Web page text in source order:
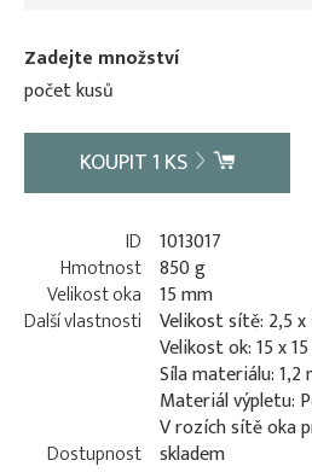
Zadejte množství
počet kusů
KOUPIT1 KS
ID 1013017
Hmotnost 850 g
Velikost oka 15 mm
Další vlastnosti Velikost sítě: 2,5 x
Velikost ok: 15 x
Síla materiálu: 1,2
Materiál výpletu:
V rozích sítě oka
Dostupnost skladem